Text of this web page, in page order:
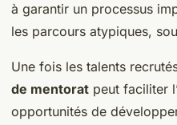
à garantir un processus
les parcours atypiques,
Une fois les talents
de mentorat peut faciliter
opportunités de